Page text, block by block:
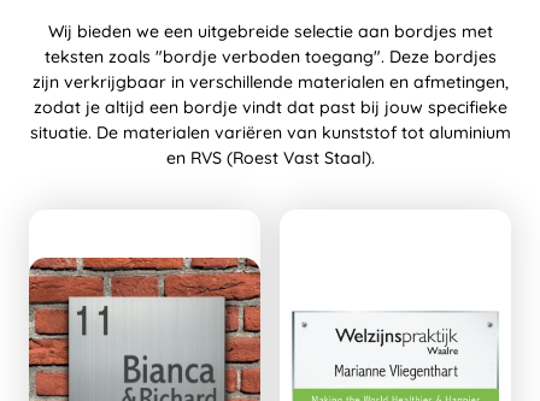
Wij bieden we een uitgebreide selectie aan bordjes met
teksten zoals "bordje verboden toegang". Deze bordjes
zijn verkrijgbaar in verschillende materialen en afmetingen,
zodat je altijd een bordje vindt dat past bij jouw specifieke
situatie. De materialen variëren van kunststof tot aluminium
en RVS (Roest Vast Staal).